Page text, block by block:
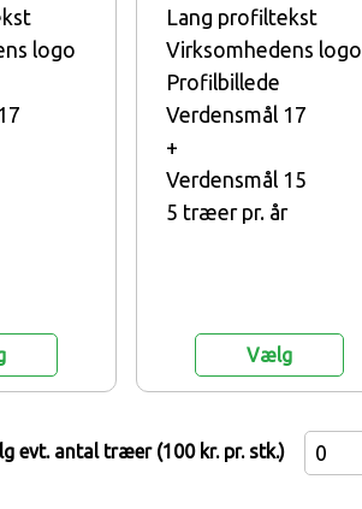
logo
Lang profiltekst
Virksomhedens logo
Profilbillede
Verdensmål 17
+
Verdensmål 15
5 træer pr. år
Vælg
evt. antal træer (100 kr. pr. stk.)